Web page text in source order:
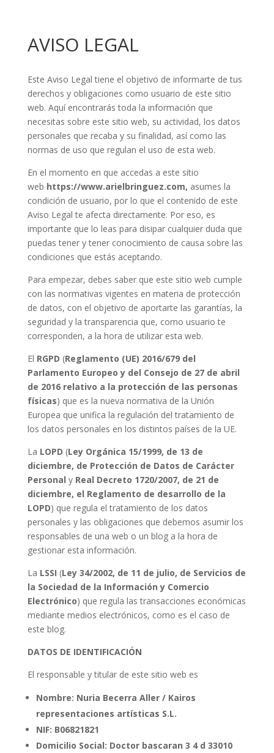
AVISO LEGAL
Este Aviso Legal tiene el objetivo de informarte de tus
derechos y obligaciones como usuario de este sitio
web. Aquí encontrarás toda la información que
necesitas sobre este sitio web, su actividad, los datos
personales que recaba y su finalidad, así como las
normas de uso que regulan el uso de esta web.
En el momento en que accedas a este sitio
web https://www.arielbringuez.com, asumes la
condición de usuario, por lo que el contenido de este
Aviso Legal te afecta directamente. Por eso, es
importante que lo leas para disipar cualquier duda que
puedas tener y tener conocimiento de causa sobre las
condiciones que estás aceptando.
Para empezar, debes saber que este sitio web cumple
con las normativas vigentes en materia de protección
de datos, con el objetivo de aportarte las garantías, la
seguridad y la transparencia que, como usuario te
corresponden, a la hora de utilizar esta web.
El RGPD (Reglamento (UE) 2016/679 del
Parlamento Europeo y del Consejo de 27 de abril
de 2016 relativo a la protección de las personas
físicas) que es la nueva normativa de la Unión
Europea que unifica la regulación del tratamiento de
los datos personales en los distintos países de la UE.
La LOPD (Ley Orgánica 15/1999, de 13 de
diciembre, de Protección de Datos de Carácter
Personal y Real Decreto 1720/2007, de 21 de
diciembre, el Reglamento de desarrollo de la
LOPD) que regula el tratamiento de los datos
personales y las obligaciones que debemos asumir los
responsables de una web o un blog a la hora de
gestionar esta información.
La LSSI (Ley 34/2002, de 11 de julio, de Servicios de
la Sociedad de la Información y Comercio
Electrónico) que regula las transacciones económicas
mediante medios electrónicos, como es el caso de
este blog.
DATOS DE IDENTIFICACIÓN
El responsable y titular de este sitio web es
Nombre: Nuria Becerra Aller / Kairos
representaciones artísticas S.L.
NIF: B06821821
Domicilio Social: Doctor bascaran 3 4 d 33010